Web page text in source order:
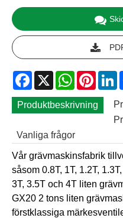
Facebook
X WhatsApp
Produktbeskrivning
Vanliga frågor
Vår grävmaskinsfabrik
såsom 0.8T, 1T, 1.2T,
3T, 3.5T och 4T liten
GX20 2 tons liten
förstklassiga